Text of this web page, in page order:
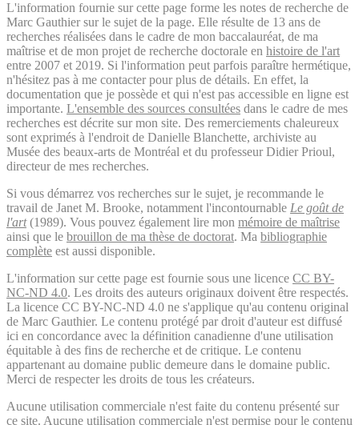
L'information fournie sur cette page forme les notes de recherche de
Marc Gauthier sur le sujet de la page. Elle résulte de 13 ans de
recherches réalisées dans le cadre de mon baccalauréat, de ma
maîtrise et de mon projet de recherche doctorale en histoire de l'art
entre 2007 et 2019. Si l'information peut parfois paraître hermétique,
n'hésitez pas à me contacter pour plus de détails. En effet, la
documentation que je possède et qui n'est pas accessible en ligne est
importante. L'ensemble des sources consultées dans le cadre de mes
recherches est décrite sur mon site. Des remerciements chaleureux
sont exprimés à l'endroit de Danielle Blanchette, archiviste au
Musée des beaux-arts de Montréal et du professeur Didier Prioul,
directeur de mes recherches.
Si vous démarrez vos recherches sur le sujet, je recommande le
travail de Janet M. Brooke, notamment l'incontournable Le goût de
l'art(1989). Vous pouvez également lire mon mémoire de maîtrise
ainsi que le brouillon de ma thèse de doctorat. Ma bibliographie
complète est aussi disponible.
L'information sur cette page est fournie sous une licence CC BY-
NC-ND 4.0. Les droits des auteurs originaux doivent être respectés.
La licence CC BY-NC-ND 4.0 ne s'applique qu'au contenu original
de Marc Gauthier. Le contenu protégé par droit d'auteur est diffusé
ici en concordance avec la définition canadienne d'une utilisation
équitable à des fins de recherche et de critique. Le contenu
appartenant au domaine public demeure dans le domaine public.
Merci de respecter les droits de tous les créateurs.
Aucune utilisation commerciale n'est faite du contenu présenté sur
ce site. Aucune utilisation commerciale n'est permise pour le contenu